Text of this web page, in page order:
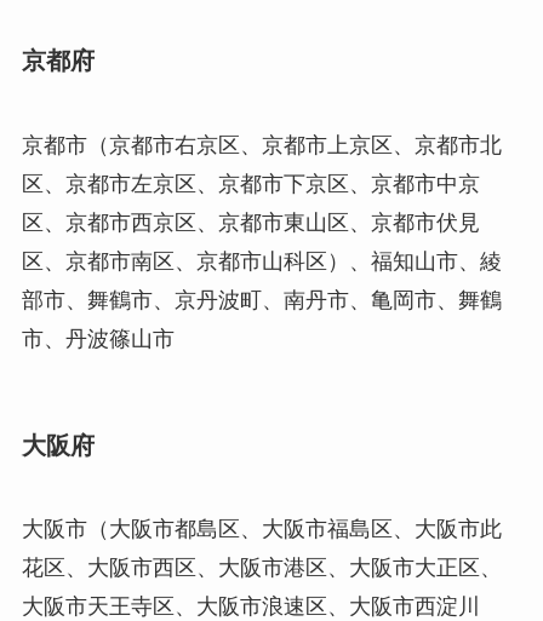
京都府
京都市（京都市右京区、京都市上京区、京都市北
区、京都市左京区、京都市下京区、京都市中京
区、京都市西京区、京都市東山区、京都市伏見
区、京都市南区、京都市山科区）、福知山市、綾
部市、舞鶴市、京丹波町、南丹市、亀岡市、舞鶴
市、丹波篠山市
大阪府
大阪市（大阪市都島区、大阪市福島区、大阪市此
花区、大阪市西区、大阪市港区、大阪市大正区、
大阪市天王寺区、大阪市浪速区、大阪市西淀川